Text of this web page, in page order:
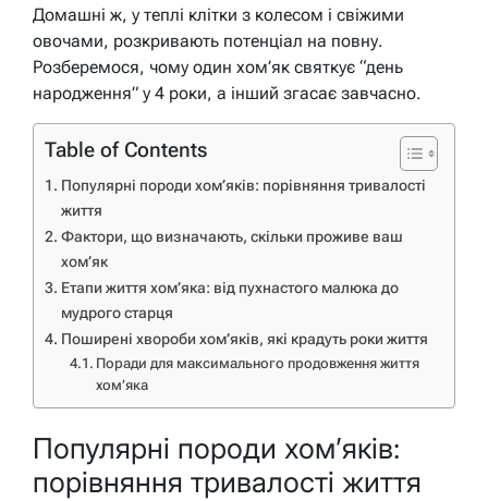
Домашні ж, у теплі клітки з колесом і свіжими
овочами, розкривають потенціал на повну.
Розберемося, чому один хом’як святкує “день
народження” у 4 роки, а інший згасає завчасно.
Table of Contents
Популярні породи хом’яків: порівняння тривалості
життя
Фактори, що визначають, скільки проживе ваш
хом’як
Етапи життя хом’яка: від пухнастого малюка до
мудрого старця
Поширені хвороби хом’яків, які крадуть роки життя
Поради для максимального продовження життя
хом’яка
Популярні породи хом’яків:
порівняння тривалості життя